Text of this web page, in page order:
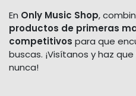
En Only Music Shop,
productos de primeras
competitivos para que
buscas. ¡Visítanos y haz
nunca!